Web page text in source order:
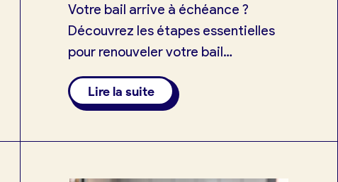
Votre bail arrive à échéance ?
Découvrez les étapes essentielles
pour renouveler votre bail
commercial dans les meilleures
conditions.
Lire la suite